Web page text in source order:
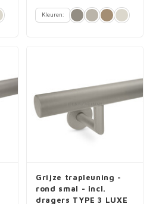
Kleuren:
Grijze trapleuning -
rond smal - incl.
dragers TYPE 3 LUXE